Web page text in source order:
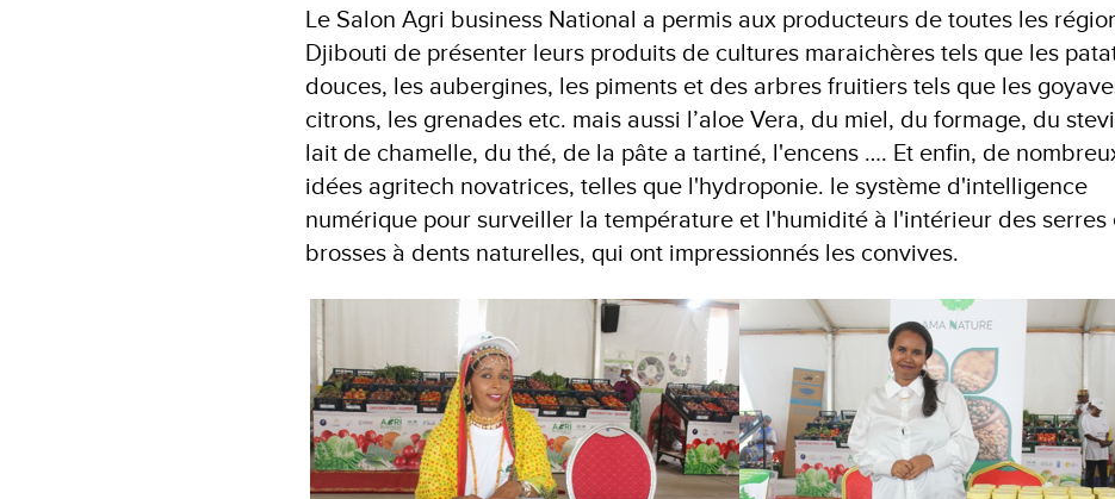
Le Salon Agri business National a permis aux producteurs de toutes les
Djibouti de présenter leurs produits de cultures maraichères tels que les
douces, les aubergines, les piments et des arbres fruitiers tels que les
citrons, les grenades etc. mais aussi l’aloe Vera, du miel, du formage, du
lait de chamelle, du thé, de la pâte a tartiné, l'encens …. Et enfin, de
idées agritech novatrices, telles que l'hydroponie. le système d'intelligence
numérique pour surveiller la température et l'humidité à l'intérieur des serres
brosses à dents naturelles, qui ont impressionnés les convives.